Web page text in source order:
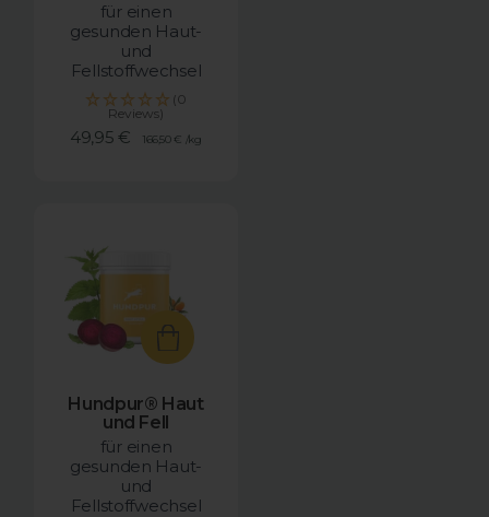
für einen
gesunden Haut-
und
Fellstoffwechsel
(0
Reviews)
Angebotspreis
49,95 € 166,50 € /kg
Hundpur® Haut
und Fell
für einen
gesunden Haut-
und
Fellstoffwechsel